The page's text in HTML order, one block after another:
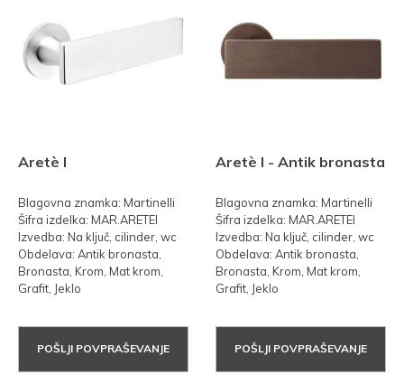
Aretè l
Blagovna znamka: Martinelli
Šifra izdelka: MAR.ARETEl
Izvedba: Na ključ, cilinder, wc
Obdelava: Antik bronasta,
Bronasta, Krom, Mat krom,
Grafit, Jeklo
POŠLJI POVPRAŠEVANJE
Aretè l - Antik bronasta
Blagovna znamka: Martinelli
Šifra izdelka: MAR.ARETEl
Izvedba: Na ključ, cilinder, wc
Obdelava: Antik bronasta,
Bronasta, Krom, Mat krom,
Grafit, Jeklo
POŠLJI POVPRAŠEVANJE